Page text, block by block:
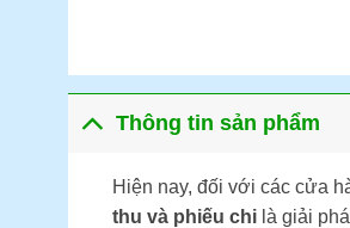
Thông tin sản phẩm
Hiện nay, đối với các cửa
thu và phiếu chi là giải